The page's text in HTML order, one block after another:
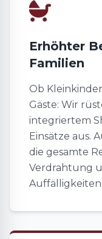
Erhöhter
Familien
Ob
Gäste: Wir
integriertem
Einsätze aus.
die gesamte
Verdrahtung
Auffälligkeiten.